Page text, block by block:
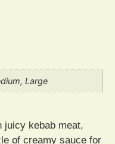
Large
juicy kebab meat,
of creamy sauce for